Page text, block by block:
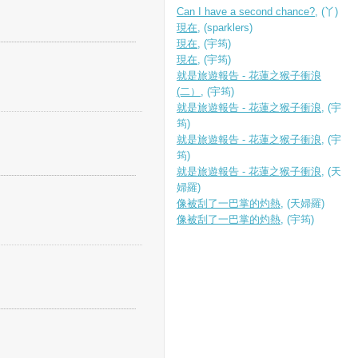
Can I have a second chance?, (丫)
現在, (sparklers)
現在, (宇筠)
現在, (宇筠)
就是旅遊報告 - 花蓮之猴子衝浪
(二） , (宇筠)
就是旅遊報告 - 花蓮之猴子衝浪, (宇
筠)
就是旅遊報告 - 花蓮之猴子衝浪, (宇
筠)
就是旅遊報告 - 花蓮之猴子衝浪, (天
婦羅)
像被刮了一巴掌的灼熱, (天婦羅)
像被刮了一巴掌的灼熱, (宇筠)